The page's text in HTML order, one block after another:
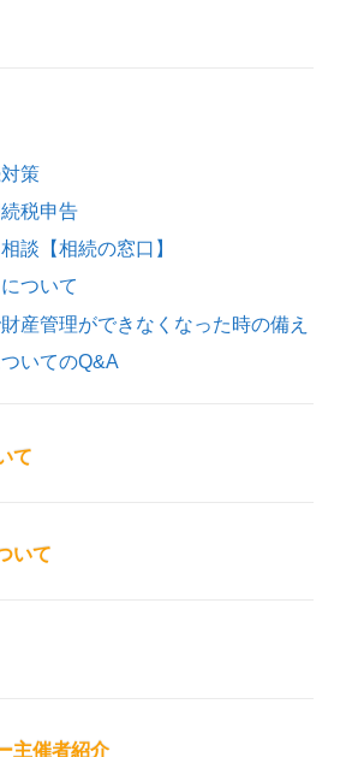
策
税申告
談【相続の窓口】
ついて
産管理ができなくなった時の備え
いてのQ&A
て
いて
主催者紹介